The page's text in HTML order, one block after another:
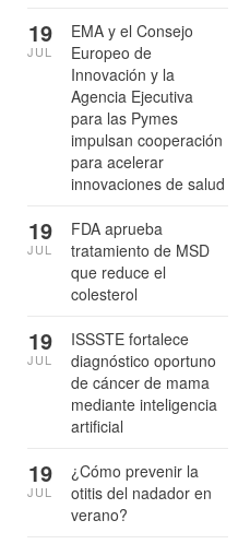
EMA y el Consejo
Europeo de
Innovación y la
Agencia Ejecutiva
para las Pymes
impulsan cooperación
para acelerar
innovaciones de salud
19
JUL
FDA aprueba
tratamiento de MSD
que reduce el
colesterol
19
JUL
ISSSTE fortalece
diagnóstico oportuno
de cáncer de mama
mediante inteligencia
artificial
19
JUL
¿Cómo prevenir la
otitis del nadador en
verano?
19
JUL